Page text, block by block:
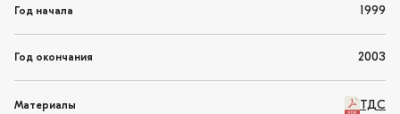
Год начала 1999
Год окончания 2003
Материалы ТДС